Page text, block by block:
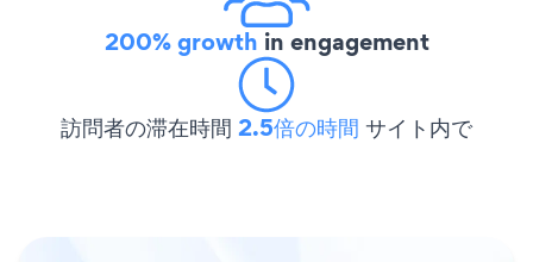
200% growth in engagement
訪問者の滞在時間 2.5倍の時間 サイト内で